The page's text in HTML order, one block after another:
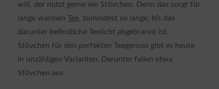
will, der nutzt gerne ein Stövchen. Denn das sorgt für
lange warmen Tee, zumindest so lange, bis das
darunter befindliche Teelicht abgebrannt ist.
Stövchen für den perfekten Teegenuss gibt es heute
in unzähligen Varianten. Darunter fallen etwa
Stövchen aus